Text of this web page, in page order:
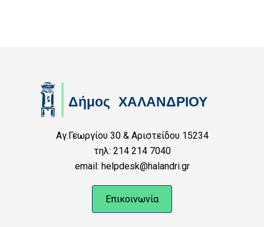
Αγ.Γεωργίου 30 & Αριστείδου 15234
τηλ: 214 214 7040
email: helpdesk@halandri.gr
Επικοινωνία